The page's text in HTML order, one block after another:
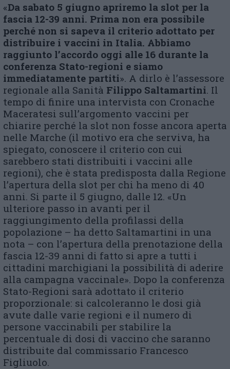
«Da sabato 5 giugno apriremo la slot per la
fascia 12-39 anni. Prima non era possibile
perché non si sapeva il criterio adottato per
distribuire i vaccini in Italia. Abbiamo
raggiunto l’accordo oggi alle 16 durante la
conferenza Stato-regioni e siamo
immediatamente partiti». A dirlo è l’assessore
regionale alla Sanità Filippo Saltamartini. Il
tempo di finire una intervista con Cronache
Maceratesi sull’argomento vaccini per
chiarire perché la slot non fosse ancora aperta
nelle Marche (il motivo era che serviva, ha
spiegato, conoscere il criterio con cui
sarebbero stati distribuiti i vaccini alle
regioni), che è stata predisposta dalla Regione
l’apertura della slot per chi ha meno di 40
anni. Si parte il 5 giugno, dalle 12. «Un
ulteriore passo in avanti per il
raggiungimento della profilassi della
popolazione – ha detto Saltamartini in una
nota – con l’apertura della prenotazione della
fascia 12-39 anni di fatto si apre a tutti i
cittadini marchigiani la possibilità di aderire
alla campagna vaccinale». Dopo la conferenza
Stato-Regioni sarà adottato il criterio
proporzionale: si calcoleranno le dosi già
avute dalle varie regioni e il numero di
persone vaccinabili per stabilire la
percentuale di dosi di vaccino che saranno
distribuite dal commissario Francesco
Figliuolo.